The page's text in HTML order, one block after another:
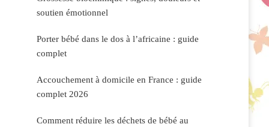
soutien émotionnel
Porter bébé dans le dos à l’africaine : guide
complet
Accouchement à domicile en France : guide
complet 2026
Comment réduire les déchets de bébé au